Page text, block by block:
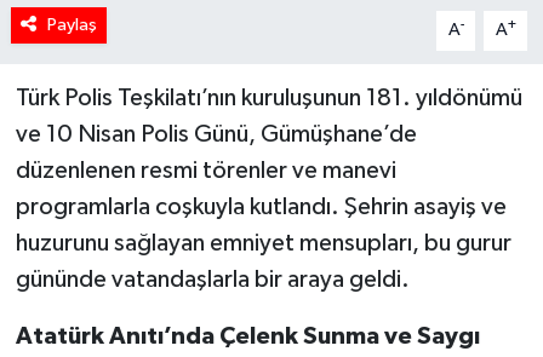
Paylaş A- A+
Türk Polis Teşkilatı’nın kuruluşunun 181. yıldönümü
ve 10 Nisan Polis Günü, Gümüşhane’de
düzenlenen resmi törenler ve manevi
programlarla coşkuyla kutlandı. Şehrin asayiş ve
huzurunu sağlayan emniyet mensupları, bu gurur
gününde vatandaşlarla bir araya geldi.
Atatürk Anıtı’nda Çelenk Sunma ve Saygı